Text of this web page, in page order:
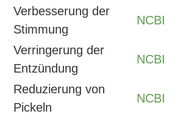
Verbesserung der
Stimmung
NCBI
Verringerung der
Entzündung
NCBI
Reduzierung von
Pickeln
NCBI